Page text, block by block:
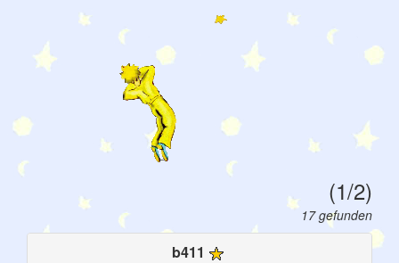
(1/2)
17 gefunden
b411